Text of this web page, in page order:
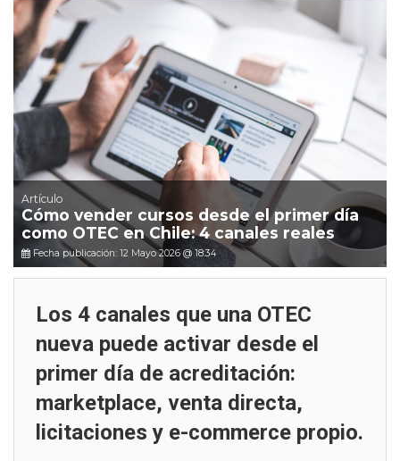
Artículo
Cómo vender cursos desde el primer día
como OTEC en Chile: 4 canales reales
Fecha publicación: 12 Mayo 2026 @ 18:34
Los 4 canales que una OTEC
nueva puede activar desde el
primer día de acreditación:
marketplace, venta directa,
licitaciones y e-commerce propio.